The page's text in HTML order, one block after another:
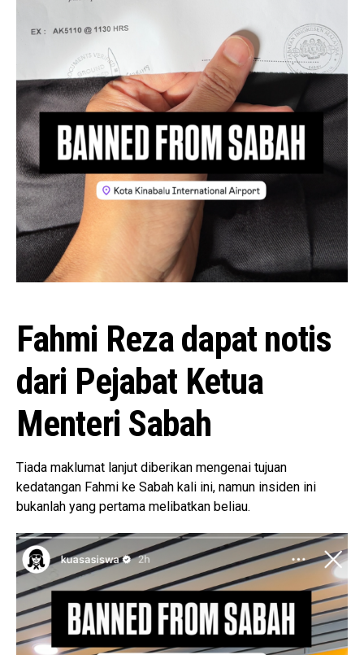
Fahmi Reza dapat notis
dari Pejabat Ketua
Menteri Sabah
Tiada maklumat lanjut diberikan mengenai tujuan
kedatangan Fahmi ke Sabah kali ini, namun insiden ini
bukanlah yang pertama melibatkan beliau.